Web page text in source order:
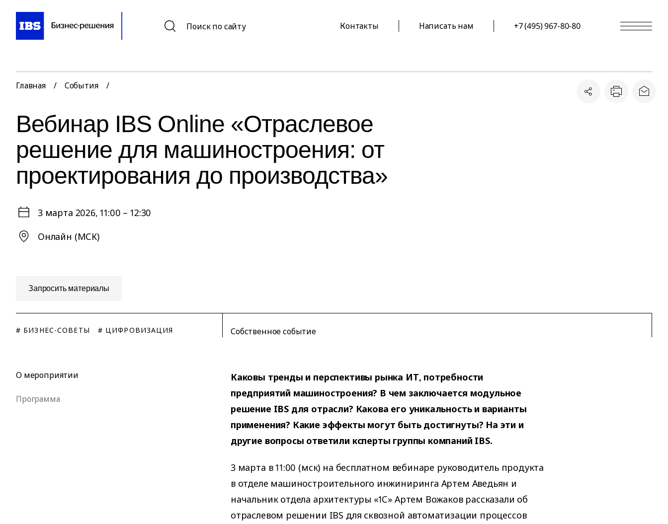
Поиск по сайту Контакты Написать нам +7 (495) 967-80-80
Главная / События /
Вебинар IBS Online «Отраслевое
решение для машиностроения: от
проектирования до производства»
3 марта 2026, 11:00 – 12:30
Онлайн (МСК)
Запросить материалы
# БИЗНЕС-СОВЕТЫ # ЦИФРОВИЗАЦИЯ Собственное событие
О мероприятии
Программа
Каковы тренды и перспективы рынка ИТ, потребности
предприятий машиностроения? В чем заключается модульное
решение IBS для отрасли? Какова его уникальность и варианты
применения? Какие эффекты могут быть достигнуты? На эти и
другие вопросы ответили ксперты группы компаний IBS.
3 марта в 11:00 (мск) на бесплатном вебинаре руководитель продукта
в отделе машиностроительного инжиниринга Артем Аведьян и
начальник отдела архитектуры «1С» Артем Вожаков рассказали об
отраслевом решении IBS для сквозной автоматизации процессов